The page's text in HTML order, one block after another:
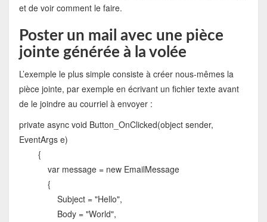
et de voir comment le faire.
Poster un mail avec une pièce
jointe générée à la volée
L’exemple le plus simple consiste à créer nous-mêmes la
pièce jointe, par exemple en écrivant un fichier texte avant
de le joindre au courriel à envoyer :
private async void Button_OnClicked(object sender,
EventArgs e)
{
var message = new EmailMessage
{
Subject = "Hello",
Body = "World",